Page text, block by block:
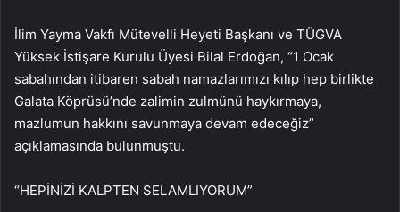
İlim Yayma Vakfı Mütevelli Heyeti Başkanı ve TÜGVA
Yüksek İstişare Kurulu Üyesi Bilal Erdoğan, “1 Ocak
sabahından itibaren sabah namazlarımızı kılıp hep birlikte
Galata Köprüsü’nde zalimin zulmünü haykırmaya,
mazlumun hakkını savunmaya devam edeceğiz”
açıklamasında bulunmuştu.
“HEPİNİZİ KALPTEN SELAMLIYORUM”